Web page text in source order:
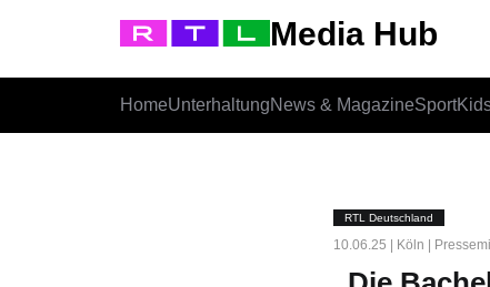
Media Hub
HomeUnterhaltungNews & MagazineSport
RTL Deutschland
10.06.25 | Köln |